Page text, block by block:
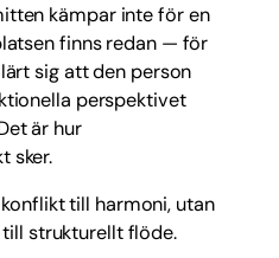
kämpar inte för en
finns redan — för
sig att den person
perspektivet
är hur
sker.
till harmoni, utan
strukturellt flöde.